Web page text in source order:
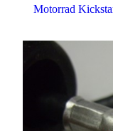
Motorrad